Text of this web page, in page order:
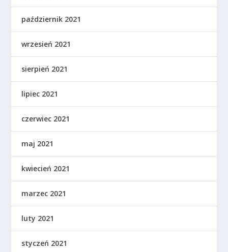
październik 2021
wrzesień 2021
sierpień 2021
lipiec 2021
czerwiec 2021
maj 2021
kwiecień 2021
marzec 2021
luty 2021
styczeń 2021